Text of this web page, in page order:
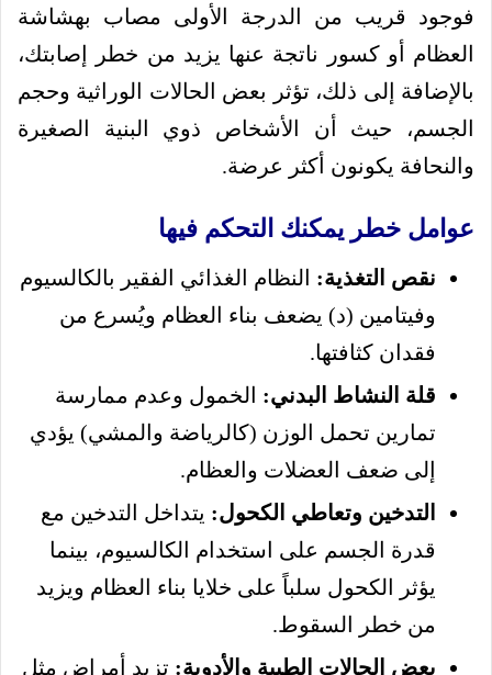
فوجود قريب من الدرجة الأولى مصاب بهشاشة
العظام أو كسور ناتجة عنها يزيد من خطر إصابتك،
بالإضافة إلى ذلك، تؤثر بعض الحالات الوراثية وحجم
الجسم، حيث أن الأشخاص ذوي البنية الصغيرة
والنحافة يكونون أكثر عرضة.
عوامل خطر يمكنك التحكم فيها
نقص التغذية: النظام الغذائي الفقير بالكالسيوم
وفيتامين (د) يضعف بناء العظام ويُسرع من
فقدان كثافتها.
قلة النشاط البدني: الخمول وعدم ممارسة
تمارين تحمل الوزن (كالرياضة والمشي) يؤدي
إلى ضعف العضلات والعظام.
التدخين وتعاطي الكحول: يتداخل التدخين مع
قدرة الجسم على استخدام الكالسيوم، بينما
يؤثر الكحول سلباً على خلايا بناء العظام ويزيد
من خطر السقوط.
بعض الحالات الطبية والأدوية: تزيد أمراض مثل